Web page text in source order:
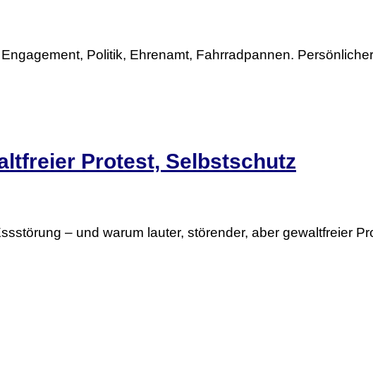
Politik, Ehrenamt, Fahrradpannen.
Protest, Selbstschutz
– und warum lauter, störender, aber gewaltfreier